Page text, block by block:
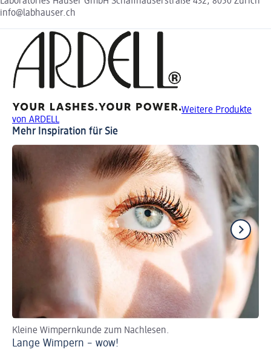
info@labhauser.ch
Weitere Produkte
von ARDELL
Mehr Inspiration für Sie
Kleine Wimpernkunde zum Nachlesen.
Lange Wimpern – wow!